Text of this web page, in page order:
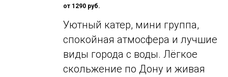
от 1290 руб.
Уютный катер, мини группа,
спокойная атмосфера и лучшие
виды города с воды. Лёгкое
скольжение по Дону и живая